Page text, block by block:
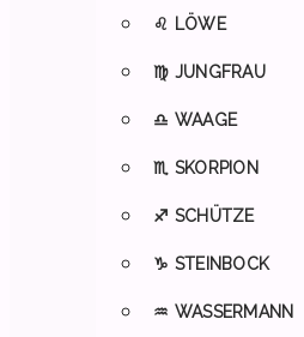
♌ LÖWE
♍ JUNGFRAU
♎ WAAGE
♏ SKORPION
♐ SCHÜTZE
♑ STEINBOCK
♒ WASSERMANN